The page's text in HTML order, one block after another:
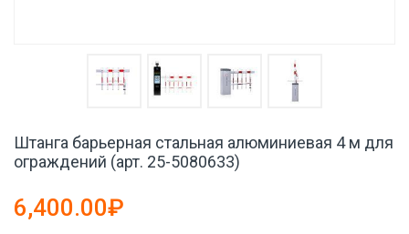
Штанга барьерная стальная алюминиевая 4 м для
ограждений (арт. 25-5080633)
6,400.00₽